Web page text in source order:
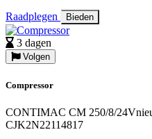
Raadplegen Bieden
3 dagen
Volgen
Compressor
CONTIMAC CM 250/8/
CJK2N22114817